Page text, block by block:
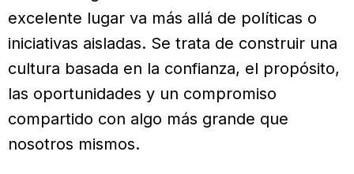
excelente lugar va más allá de políticas o
iniciativas aisladas. Se trata de construir una
cultura basada en la confianza, el propósito,
las oportunidades y un compromiso
compartido con algo más grande que
nosotros mismos.